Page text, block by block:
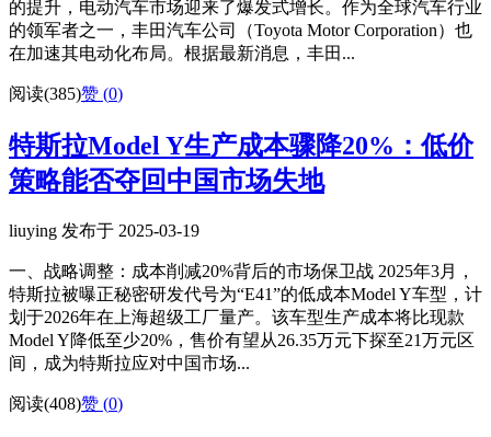
的提升，电动汽车市场迎来了爆发式增长。作为全球汽车行业
的领军者之一，丰田汽车公司（Toyota Motor Corporation）也
在加速其电动化布局。根据最新消息，丰田...
阅读(385)赞 (0)
特斯拉Model Y生产成本骤降20%：低价
策略能否夺回中国市场失地
liuying 发布于 2025-03-19
一、战略调整：成本削减20%背后的市场保卫战 2025年3月，
特斯拉被曝正秘密研发代号为“E41”的低成本Model Y车型，计
划于2026年在上海超级工厂量产。该车型生产成本将比现款
Model Y降低至少20%，售价有望从26.35万元下探至21万元区
间，成为特斯拉应对中国市场...
阅读(408)赞 (0)